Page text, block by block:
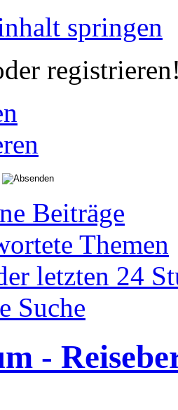
springen
Beiträge
Themen
letzten 24
Suche
-